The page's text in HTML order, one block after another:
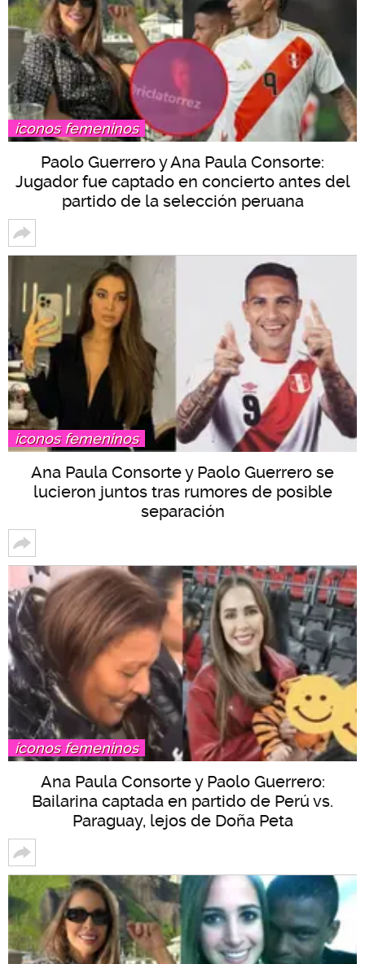
íconos femeninos
Paolo Guerrero y Ana Paula Consorte:
Jugador fue captado en concierto antes del
partido de la selección peruana
íconos femeninos
Ana Paula Consorte y Paolo Guerrero se
lucieron juntos tras rumores de posible
separación
íconos femeninos
Ana Paula Consorte y Paolo Guerrero:
Bailarina captada en partido de Perú vs.
Paraguay, lejos de Doña Peta